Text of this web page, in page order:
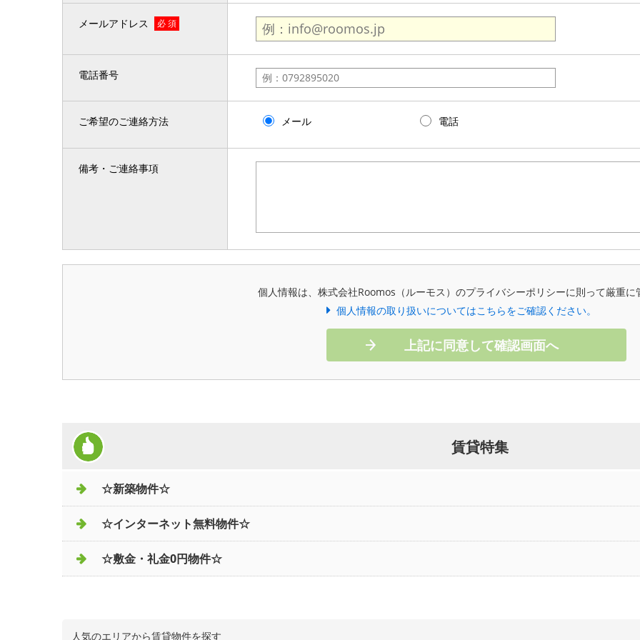
メールアドレス 必 須
電話番号
ご希望のご連絡方法 メール 電話
備考・ご連絡事項
個人情報は、株式会社Roomos（ルーモス）のプライバシーポリシーに則って厳重に
個人情報の取り扱いについてはこちらをご確認ください。
上記に同意して確認画面へ
賃貸特集
☆新築物件☆
☆インターネット無料物件☆
☆敷金・礼金0円物件☆
人気のエリアから賃貸物件を探す